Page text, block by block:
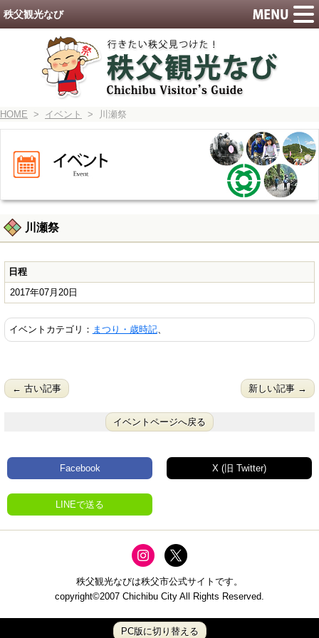
HOME > イベント > 川瀬祭
川瀬祭
日程
2017年07月20日
イベントカテゴリ： まつり・歳時記、
← 古い記事 新しい記事 →
イベントページへ戻る
Facebook X (旧 Twitter)
LINEで送る
秩父観光なびは秩父市公式サイトです。
copyright©2007 Chichibu City All Rights Reserved.
秩父観光なび
PC版に切り替える